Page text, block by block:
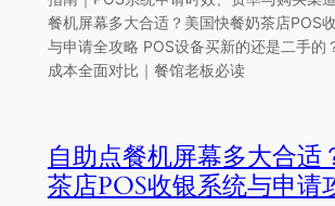
餐机屏幕多大合适？美国快餐奶茶店POS
与申请全攻略 POS设备买新的还是二手的
成本全面对比｜餐馆老板必读
自助点餐机屏幕多大合适
茶店POS收银系统与申请